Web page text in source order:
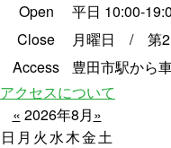
Open
平日 10:00-
Close
月曜日 / 第2
Access
豊田市駅から
アクセスについて
« 2026年8月»
日 月 火水木金土